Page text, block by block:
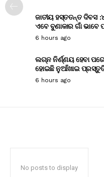
ଜାତୀୟ ହସ୍ତତନ୍ତ ଦିବସ
ଏବେ ବୁଣାକାର ଗାଁ
6 hours ago
ଲଗ୍ନ ନିର୍ଣ୍ଣୟ ହେବା
ହୋଇଛି ନୁଆଁଖାଇ
6 hours ago
No posts to display